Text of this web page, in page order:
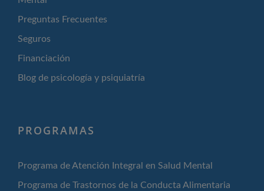
Preguntas Frecuentes
Seguros
Financiación
Blog de psicología y psiquiatría
PROGRAMAS
Programa de Atención Integral en Salud Mental
Programa de Trastornos de la Conducta Alimentaria